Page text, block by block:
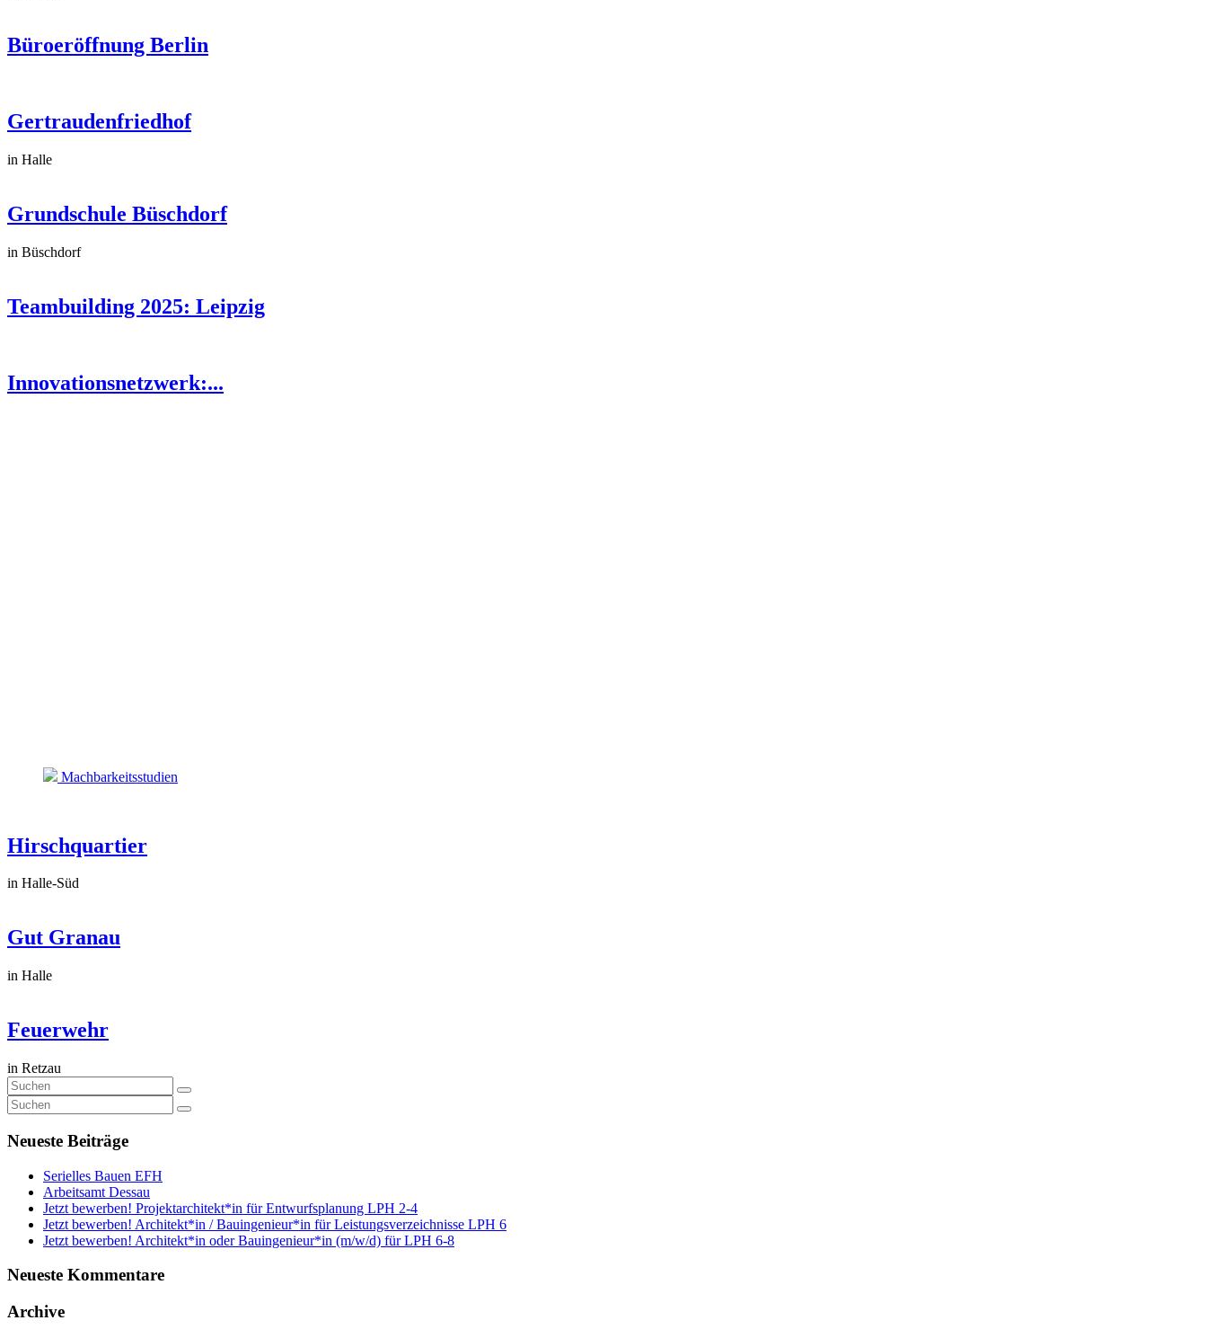
Büroeröffnung Berlin
Gertraudenfriedhof
in Halle
Grundschule Büschdorf
in Büschdorf
Teambuilding 2025: Leipzig
Innovationsnetzwerk:...
Machbarkeitsstudien
Hirschquartier
in Halle-Süd
Gut Granau
in Halle
Feuerwehr
in Retzau
Neueste Beiträge
Serielles Bauen EFH
Arbeitsamt Dessau
Jetzt bewerben! Projektarchitekt*in für Entwurfsplanung LPH 2-4
Jetzt bewerben! Architekt*in / Bauingenieur*in für Leistungsverzeichnisse LPH 6
Jetzt bewerben! Architekt*in oder Bauingenieur*in (m/w/d) für LPH 6-8
Neueste Kommentare
Archive